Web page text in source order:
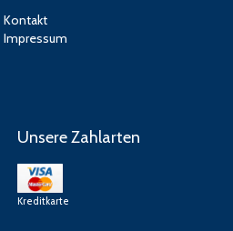
Kontakt
Impressum
Unsere Zahlarten
Kreditkarte